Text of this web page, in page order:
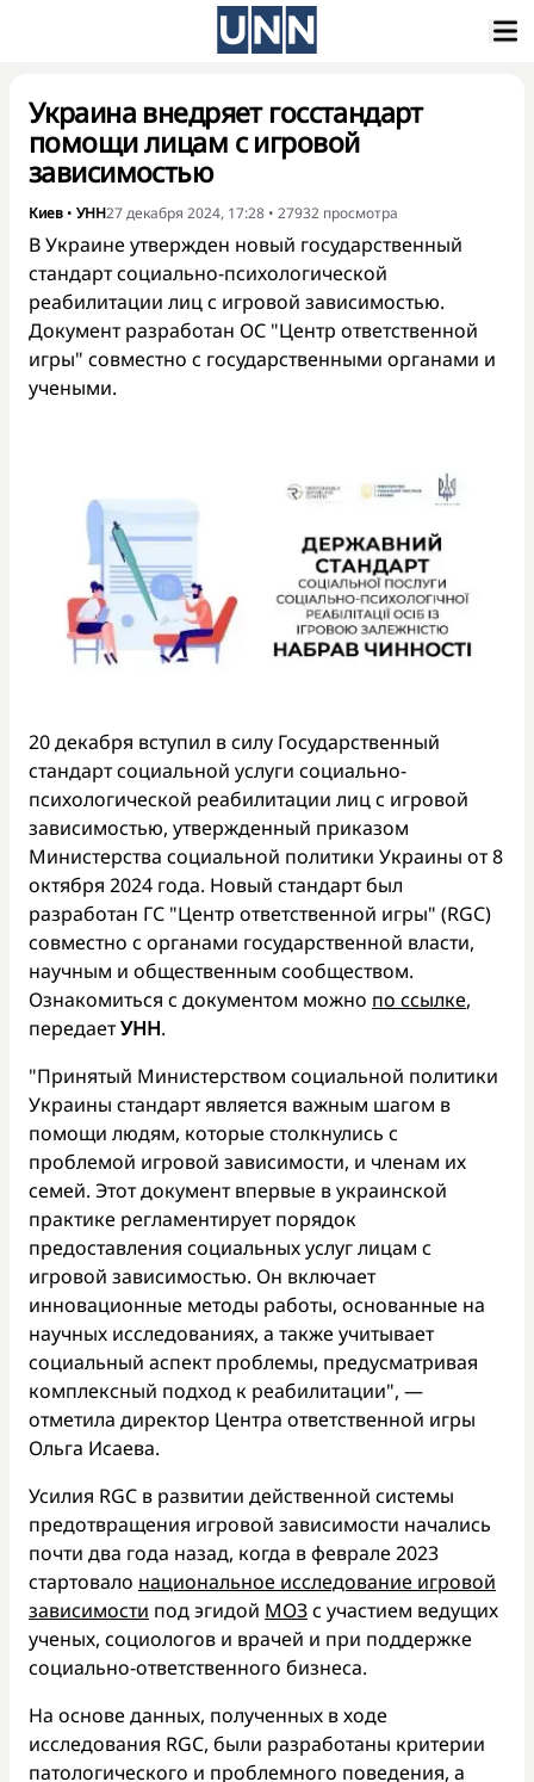
Украина внедряет госстандарт
помощи лицам с игровой
зависимостью
Киев • УНН27 декабря 2024, 17:28 • 27932 просмотра
В Украине утвержден новый государственный
стандарт социально-психологической
реабилитации лиц с игровой зависимостью.
Документ разработан ОС "Центр ответственной
игры" совместно с государственными органами и
учеными.
20 декабря вступил в силу Государственный
стандарт социальной услуги социально-
психологической реабилитации лиц с игровой
зависимостью, утвержденный приказом
Министерства социальной политики Украины от 8
октября 2024 года. Новый стандарт был
разработан ГС "Центр ответственной игры" (RGC)
совместно с органами государственной власти,
научным и общественным сообществом.
Ознакомиться с документом можно по ссылке,
передаетУНН.
"Принятый Министерством социальной политики
Украины стандарт является важным шагом в
помощи людям, которые столкнулись с
проблемой игровой зависимости, и членам их
семей. Этот документ впервые в украинской
практике регламентирует порядок
предоставления социальных услуг лицам с
игровой зависимостью. Он включает
инновационные методы работы, основанные на
научных исследованиях, а также учитывает
социальный аспект проблемы, предусматривая
комплексный подход к реабилитации", —
отметила директор Центра ответственной игры
Ольга Исаева.
Усилия RGC в развитии действенной системы
предотвращения игровой зависимости начались
почти два года назад, когда в феврале 2023
стартовало национальное исследование игровой
зависимости под эгидой МОЗс участием ведущих
ученых, социологов и врачей и при поддержке
социально-ответственного бизнеса.
На основе данных, полученных в ходе
исследования RGC, были разработаны критерии
патологического и проблемного поведения, а